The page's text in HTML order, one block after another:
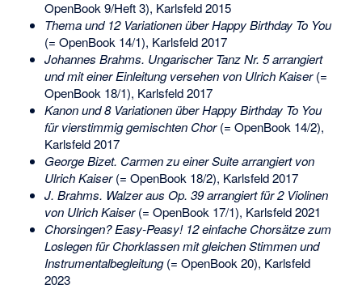
OpenBook 9/Heft 3), Karlsfeld 2015
Thema und 12 Variationen über Happy Birthday To You
(= OpenBook 14/1), Karlsfeld 2017
Johannes Brahms. Ungarischer Tanz Nr. 5 arrangiert
und mit einer Einleitung versehen von Ulrich Kaiser(=
OpenBook 18/1), Karlsfeld 2017
Kanon und 8 Variationen über Happy Birthday To You
für vierstimmig gemischten Chor(= OpenBook 14/2),
Karlsfeld 2017
George Bizet. Carmen zu einer Suite arrangiert von
Ulrich Kaiser(= OpenBook 18/2), Karlsfeld 2017
J. Brahms. Walzer aus Op. 39 arrangiert für 2 Violinen
von Ulrich Kaiser(= OpenBook 17/1), Karlsfeld 2021
Chorsingen? Easy-Peasy! 12 einfache Chorsätze zum
Loslegen für Chorklassen mit gleichen Stimmen und
Instrumentalbegleitung(= OpenBook 20), Karlsfeld
2023